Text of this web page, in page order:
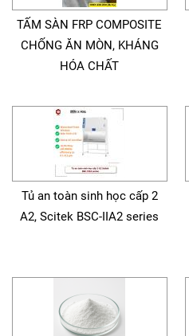
TẤM SÀN FRP COMPOSITE
CHỐNG ĂN MÒN, KHÁNG
HÓA CHẤT
Tủ an toàn sinh học cấp 2
A2, Scitek BSC-IIA2 series